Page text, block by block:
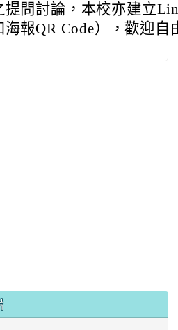
提問討論，本校亦建立
海報QR Code），歡迎